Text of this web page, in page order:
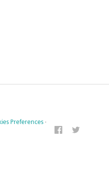
Preferences ·